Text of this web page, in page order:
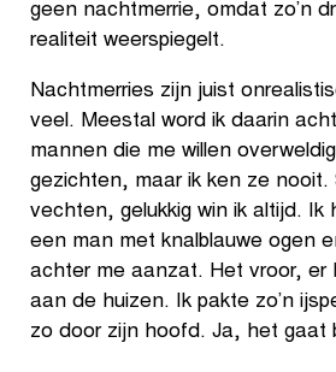
geen nachtmerrie, omdat zo’n
realiteit weerspiegelt.
Nachtmerries zijn juist
veel. Meestal word ik daarin
mannen die me willen
gezichten, maar ik ken ze nooit.
vechten, gelukkig win ik altijd. Ik
een man met knalblauwe ogen
achter me aanzat. Het vroor, er
aan de huizen. Ik pakte zo’n
zo door zijn hoofd. Ja, het gaat